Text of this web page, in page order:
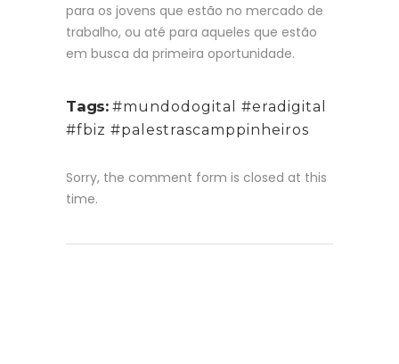
para os jovens que estão no mercado de
trabalho, ou até para aqueles que estão
em busca da primeira oportunidade.
Tags: #mundodogital #eradigital
#fbiz #palestrascamppinheiros
Sorry, the comment form is closed at this
time.